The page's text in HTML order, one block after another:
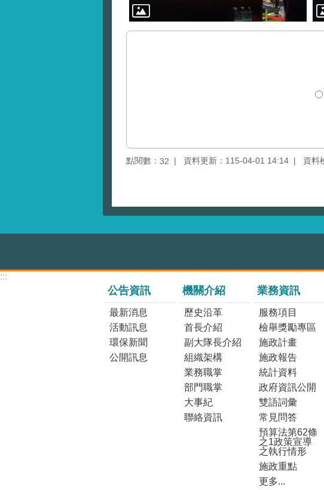
點閱數： 32 資料更新：115-04-01 14:14 資料
:::
公告資訊
最新消息
活動訊息
環保新聞
公開訊息
機關介紹
歷史沿革
首長介紹
副大隊長介紹
組織架構
業務職掌
部門職掌
大事紀
聯絡資訊
業務資訊
服務項目
檢舉獎勵專區
施政計畫
施政報告
統計資料
政府資訊公開
雙語詞彙
常見問答
預算法第62條
之1政策宣導
之執行情形
施政重點
更多...